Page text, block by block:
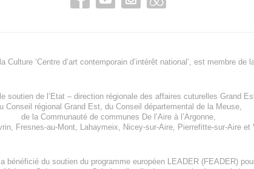
‘Centre d’art contemporain d’intérêt national’, est membre de
soutien de l’ Etat – direction régionale des affaires cuturelles Grand
Conseil régional Grand Est, du Conseil départemental de la Meuse,
de la Communauté de communes De l’Aire à l’Argonne,
, Fresnes-au-Mont, Lahaymeix, Nicey-sur-Aire, Pierrefitte-sur-Aireet
bénéficié du soutien du programme européen LEADER (FEADER)